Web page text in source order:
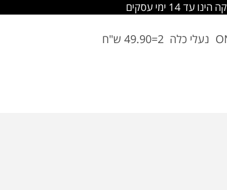
14 ימי עסקים
נעלי כלה 2=49.90 ש"ח